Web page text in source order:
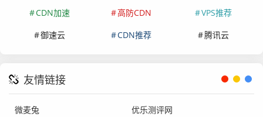
CDN加速
高防CDN
VPS推荐
御速云
CDN推荐 腾讯云
友情链接
微麦兔 优乐测评网